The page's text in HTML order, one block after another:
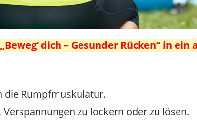
dich – Gesunder Rücken“ in
die Rumpfmuskulatur.
zu lockern oder zu lösen.